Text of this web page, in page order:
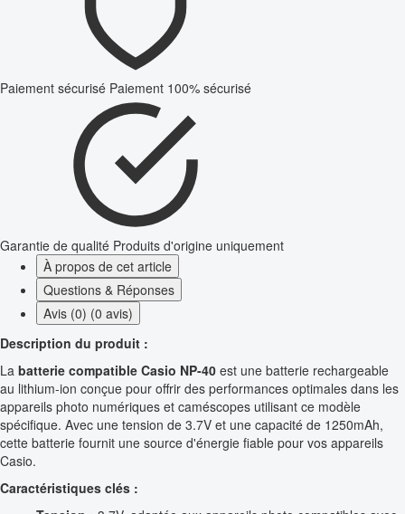
Paiement sécurisé Paiement 100% sécurisé
Garantie de qualité Produits d'origine uniquement
À propos de cet article
Questions & Réponses
Avis (0) (0 avis)
Description du produit :
La batterie compatible Casio NP-40 est une batterie rechargeable
au lithium-ion conçue pour offrir des performances optimales dans les
appareils photo numériques et caméscopes utilisant ce modèle
spécifique. Avec une tension de 3.7V et une capacité de 1250mAh,
cette batterie fournit une source d'énergie fiable pour vos appareils
Casio.
Caractéristiques clés :